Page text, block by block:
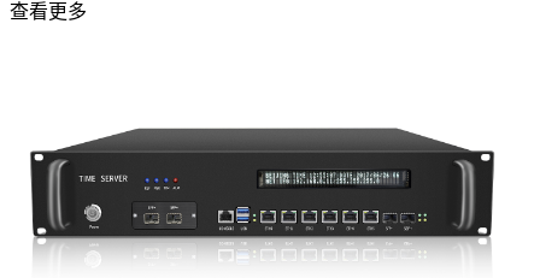
查看更多